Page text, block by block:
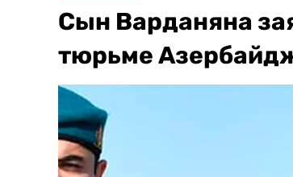
Сын Варданяна
тюрьме